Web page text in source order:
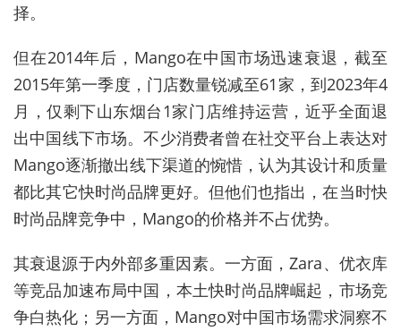
择。
但在2014年后，Mango在中国市场迅速衰退，截至
2015年第一季度，门店数量锐减至61家，到2023年4
月，仅剩下山东烟台1家门店维持运营，近乎全面退
出中国线下市场。不少消费者曾在社交平台上表达对
Mango逐渐撤出线下渠道的惋惜，认为其设计和质量
都比其它快时尚品牌更好。但他们也指出，在当时快
时尚品牌竞争中，Mango的价格并不占优势。
其衰退源于内外部多重因素。一方面，Zara、优衣库
等竞品加速布局中国，本土快时尚品牌崛起，市场竞
争白热化；另一方面，Mango对中国市场需求洞察不